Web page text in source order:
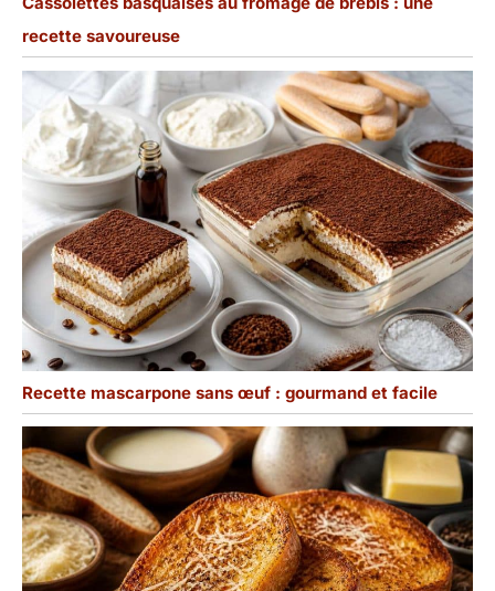
recette savoureuse
Recette mascarpone sans œuf : gourmand et facile